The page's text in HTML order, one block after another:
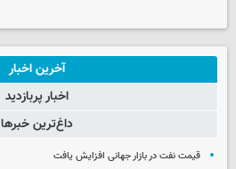
آخرین اخبار
اخبار پربازدید
داغ‌ترین خبرها
قیمت نفت در بازار جهانی افزایش یافت